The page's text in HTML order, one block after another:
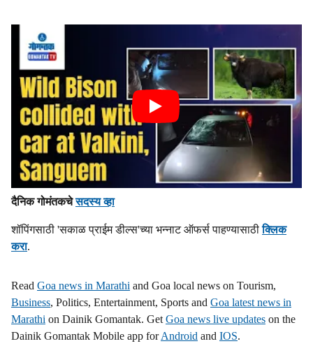
दैनिक गोमंतकचेसदस्य व्हा
शॉपिंगसाठी 'सकाळ प्राईम डील्स'च्या भन्नाट ऑफर्स पाहण्यासाठीक्लिक
करा.
Read Goa news in Marathi and Goa local news on Tourism,
Business, Politics, Entertainment, Sports and Goa latest news in
Marathi on Dainik Gomantak. Get Goa news live updates on the
Dainik Gomantak Mobile app forAndroid and IOS.